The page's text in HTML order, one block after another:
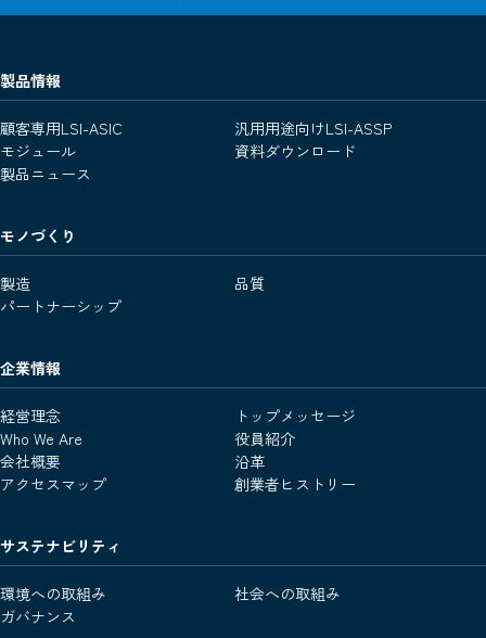
製品情報
顧客専用LSI-ASIC
汎用用途向けLSI-ASSP
モジュール
資料ダウンロード
製品ニュース
モノづくり
製造
品質
パートナーシップ
企業情報
経営理念
トップメッセージ
Who We Are
役員紹介
会社概要
沿革
アクセスマップ
創業者ヒストリー
サステナビリティ
環境への取組み
社会への取組み
ガバナンス